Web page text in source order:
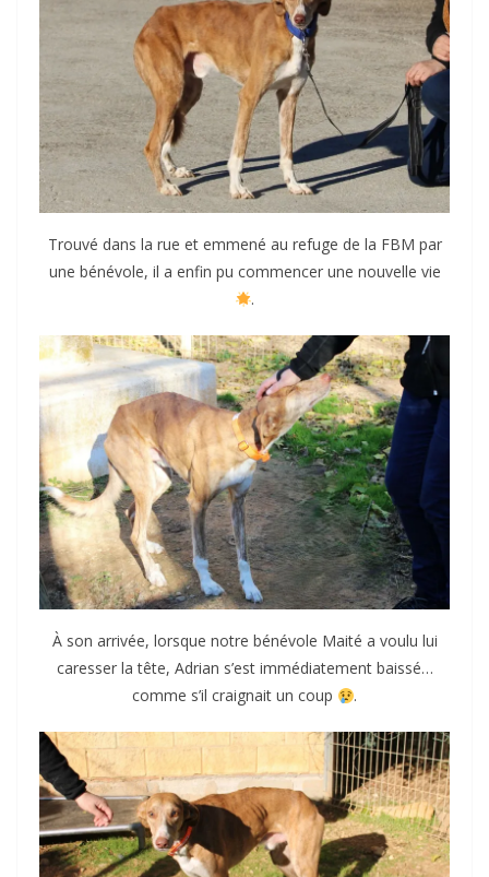
Trouvé dans la rue et emmené au refuge de la FBM par
une bénévole, il a enfin pu commencer une nouvelle vie
.
À son arrivée, lorsque notre bénévole Maité a voulu lui
caresser la tête, Adrian s’est immédiatement baissé…
comme s’il craignait un coup
.